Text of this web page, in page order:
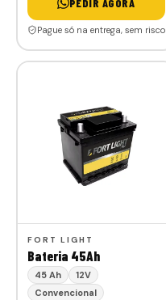
PEDIR AGORA
Pague só na entrega, sem risco
FORT LIGHT
Bateria 45Ah
45 Ah
12V
Convencional